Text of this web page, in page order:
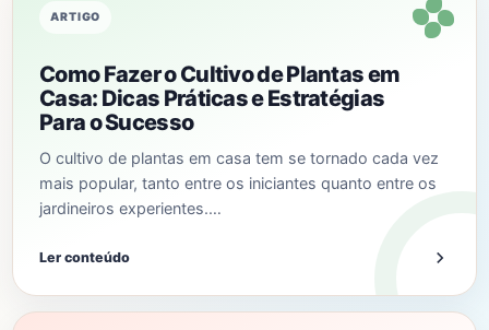
ARTIGO
Como Fazer o Cultivo de Plantas em
Casa: Dicas Práticas e Estratégias
Para o Sucesso
O cultivo de plantas em casa tem se tornado cada vez
mais popular, tanto entre os iniciantes quanto entre os
jardineiros experientes.…
Ler conteúdo